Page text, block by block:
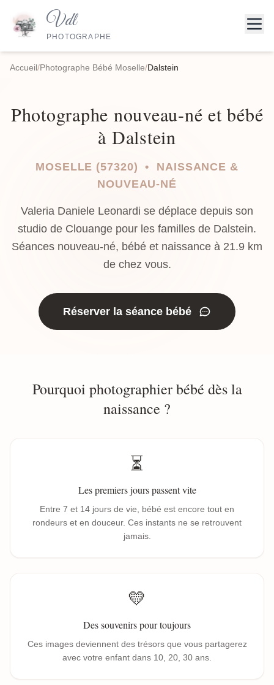
Vdl
PHOTOGRAPHE
Accueil/Photographe Bébé Moselle/Dalstein
Photographe nouveau-né et bébé
à Dalstein
MOSELLE (57320) • NAISSANCE &
NOUVEAU-NÉ
Valeria Daniele Leonardi se déplace depuis son
studio de Clouange pour les familles de Dalstein.
Séances nouveau-né, bébé et naissance à 21.9 km
de chez vous.
Réserver la séance bébé
Pourquoi photographier bébé dès la
naissance ?
⏳
Les premiers jours passent vite
Entre 7 et 14 jours de vie, bébé est encore tout en
rondeurs et en douceur. Ces instants ne se retrouvent
jamais.
💛
Des souvenirs pour toujours
Ces images deviennent des trésors que vous partagerez
avec votre enfant dans 10, 20, 30 ans.